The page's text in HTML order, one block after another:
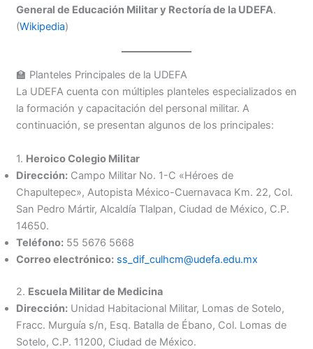
General de Educación Militar y Rectoría de la UDEFA.
(Wikipedia)
🏫 Planteles Principales de la UDEFA
La UDEFA cuenta con múltiples planteles especializados en
la formación y capacitación del personal militar. A
continuación, se presentan algunos de los principales:
1. Heroico Colegio Militar
Dirección:Campo Militar No. 1-C «Héroes de
Chapultepec», Autopista México-Cuernavaca Km. 22, Col.
San Pedro Mártir, Alcaldía Tlalpan, Ciudad de México, C.P.
14650.
Teléfono:55 5676 5668
Correo electrónico: ss_dif_culhcm@udefa.edu.mx
2. Escuela Militar de Medicina
Dirección:Unidad Habitacional Militar, Lomas de Sotelo,
Fracc. Murguía s/n, Esq. Batalla de Ébano, Col. Lomas de
Sotelo, C.P. 11200, Ciudad de México.